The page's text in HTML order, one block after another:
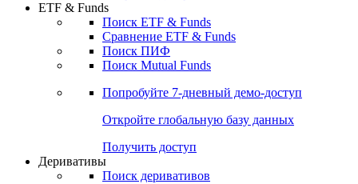
ETF & Funds
Поиск ETF & Funds
Сравнение ETF & Funds
Поиск ПИФ
Поиск Mutual Funds
Попробуйте 7-дневный демо-доступ
Откройте глобальную базу данных
Получить доступ
Деривативы
Поиск деривативов